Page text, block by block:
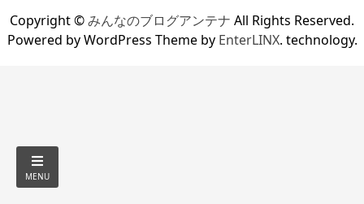
Copyright ©みんなのブログアンテナ All Rights Reserved.
Powered by WordPress Theme by EnterLINX. technology.
MENU